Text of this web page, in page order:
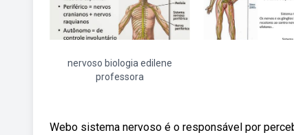
nervoso biologia edilene
professora
Webo sistema nervoso é o responsável por